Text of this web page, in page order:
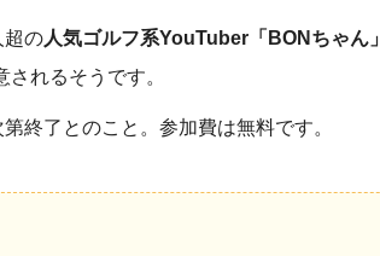
超の人気ゴルフ系YouTuber「BONちゃん」
れるそうです。
終了とのこと。参加費は無料です。